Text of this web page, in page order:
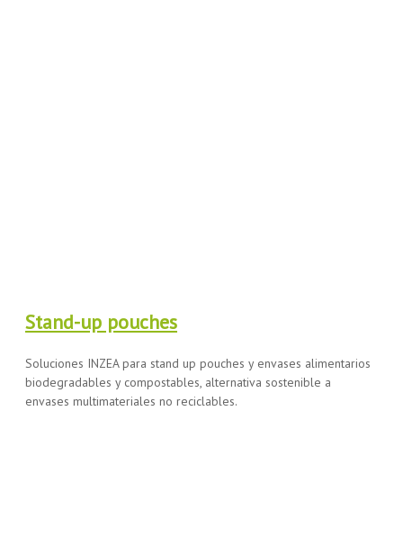
Stand-up pouches
Soluciones INZEA para stand up pouches y envases alimentarios
biodegradables y compostables, alternativa sostenible a
envases multimateriales no reciclables.